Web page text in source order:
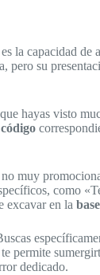
es la capacidad de
pero su
hayas visto
código
muy
como
excavar en la
permite
dedicado.